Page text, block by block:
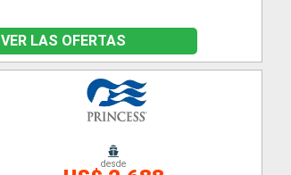
VER LAS OFERTAS
desde